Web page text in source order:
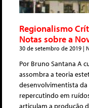
Regionalismo
Notas sobre a
30 de setembro de 2019
Por Bruno Santana A
assombra a teoria
desenvolvimentista
repercutindo em